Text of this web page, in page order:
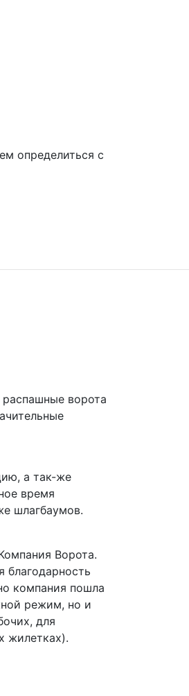
определиться с
ворота
а так-же
время
шлагбаумов.
Ворота.
благодарность
компания пошла
режим, но и
для
жилетках).